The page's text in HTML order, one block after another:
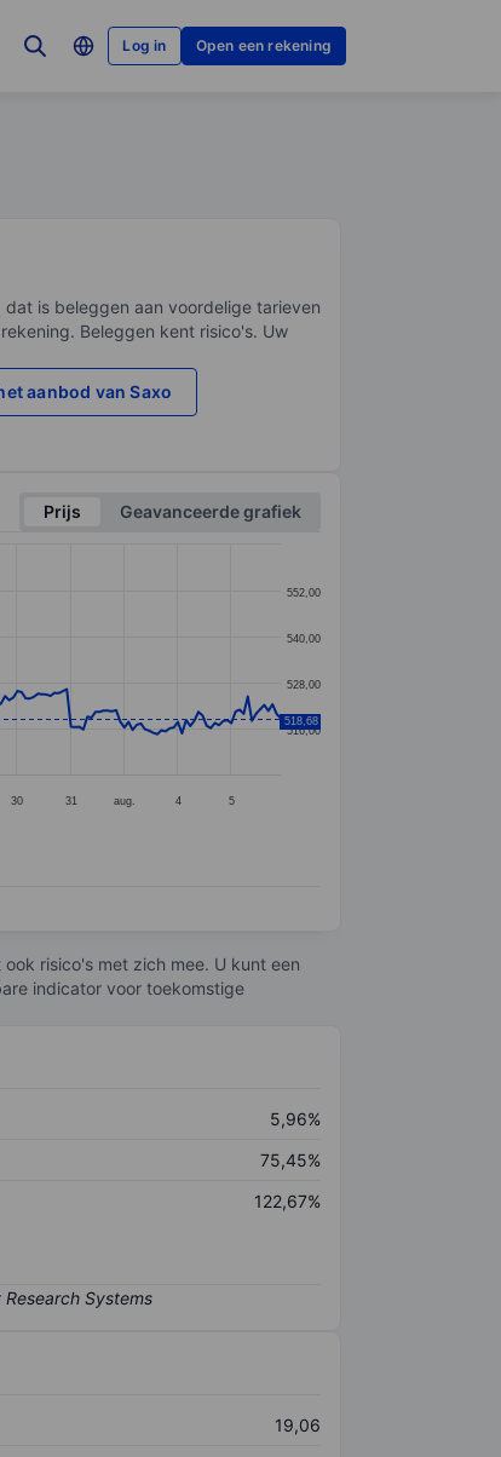
Log in Open een rekening
is beleggen aan voordelige tarieven
Beleggen kent risico's. Uw
aanbod van Saxo
Prijs
Geavanceerde grafiek
30 31 aug. 4 5
516,00
528,00
540,00
552,00
518,68
risico's met zich mee. U kunt een
indicator voor toekomstige
5,96%
75,45%
122,67%
19,06